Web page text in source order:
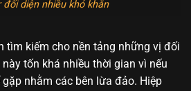
đối diện nhiều khó khăn
tìm kiếm cho nền tảng những vị đối
tốn khá nhiều thời gian vì nếu
nhằm các bên lừa đảo. Hiệp